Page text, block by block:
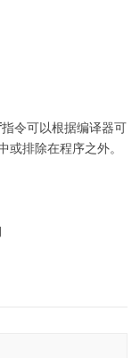
令可以根据编译器可
或排除在程序之外。